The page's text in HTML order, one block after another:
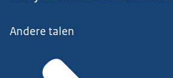
Andere talen